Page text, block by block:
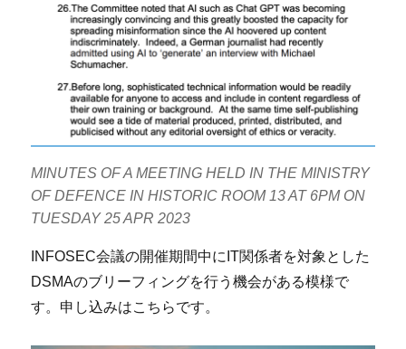
MINUTES OF A MEETING HELD IN THE MINISTRY
OF DEFENCE IN HISTORIC ROOM 13 AT 6PM ON
TUESDAY 25 APR 2023
INFOSEC会議の開催期間中にIT関係者を対象とした
DSMAのブリーフィングを行う機会がある模様で
す。申し込みはこちらです。